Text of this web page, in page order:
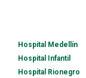
Hospital Medellín
Hospital Infantil
Hospital Rionegro